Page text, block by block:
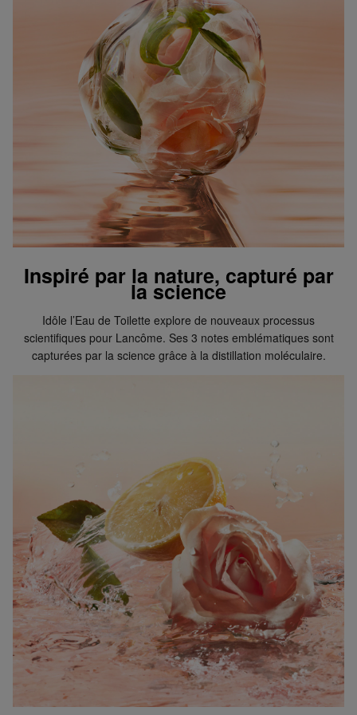
Inspiré par la nature, capturé par
la science
Idôle l’Eau de Toilette explore de nouveaux processus
scientifiques pour Lancôme. Ses 3 notes emblématiques sont
capturées par la science grâce à la distillation moléculaire.